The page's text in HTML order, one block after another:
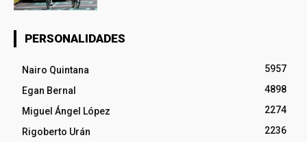
PERSONALIDADES
Nairo Quintana
5957
Egan Bernal
4898
Miguel Ángel López
2274
Rigoberto Urán
2236